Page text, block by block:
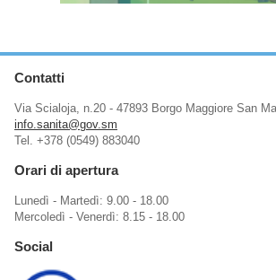
Contatti
Via Scialoja, n.20 - 47893 Borgo Maggiore San
info.sanita@gov.sm
Tel. +378 (0549) 883040
Orari di apertura
Lunedì - Martedì: 9.00 - 18.00
Mercoledì - Venerdì: 8.15 - 18.00
Social